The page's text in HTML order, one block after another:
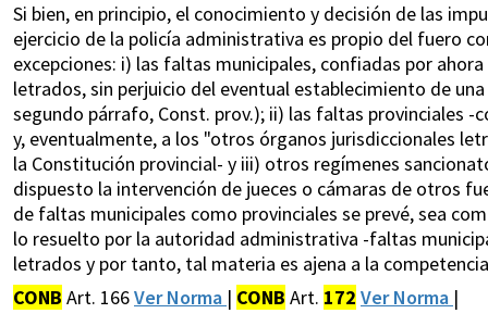
Si bien, en principio, el conocimiento y decisión de las
ejercicio de la policía administrativa es propio del fuero
excepciones: i) las faltas municipales, confiadas por
letrados, sin perjuicio del eventual establecimiento de
segundo párrafo, Const. prov.); ii) las faltas provinciales
y, eventualmente, a los "otros órganos jurisdiccionales
la Constitución provincial- y iii) otros regímenes
dispuesto la intervención de jueces o cámaras de otros
de faltas municipales como provinciales se prevé, sea
lo resuelto por la autoridad administrativa -faltas
letrados y por tanto, tal materia es ajena a la
CONB Art. 166Ver Norma | CONB Art. 172 Ver Norma |